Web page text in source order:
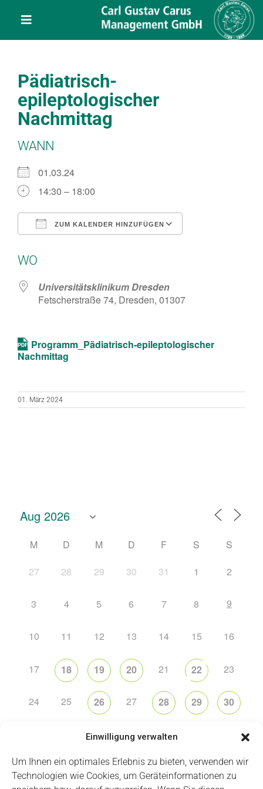
Einwilligung verwalten
Um Ihnen ein optimales Erlebnis zu bieten, verwenden wir
Technologien wie Cookies, um Geräteinformationen zu
Toggle
Navigation
Über uns
Projekte
Pädiatrisch-
epileptologischer
Nachmittag
WANN
01.03.24
14:30 – 18:00
ZUM KALENDER HINZUFÜGEN
WO
Universitätsklinikum Dresden
Fetscherstraße 74, Dresden, 01307
Programm_Pädiatrisch-epileptologischer
Nachmittag
01. März 2024
M D M D F S
S
27
28 29 30 31 1 2
3 4 5 6 7 8 9
10 11 12 13 14 15 16
17 18 19 20 21 22 23
24 25 26 27 28 29 30
2 3 4